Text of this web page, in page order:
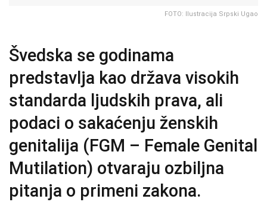
FOTO: Ilustracija Srpski Ugao
Švedska se godinama
predstavlja kao država visokih
standarda ljudskih prava, ali
podaci o sakaćenju ženskih
genitalija (FGM – Female Genital
Mutilation) otvaraju ozbiljna
pitanja o primeni zakona.